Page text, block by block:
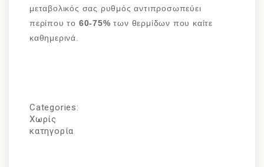
μεταβολικός σας ρυθμός αντιπροσωπεύει
περίπου το 60-75% των θερμίδων που καίτε
καθημερινά.
Categories:
Χωρίς
κατηγορία